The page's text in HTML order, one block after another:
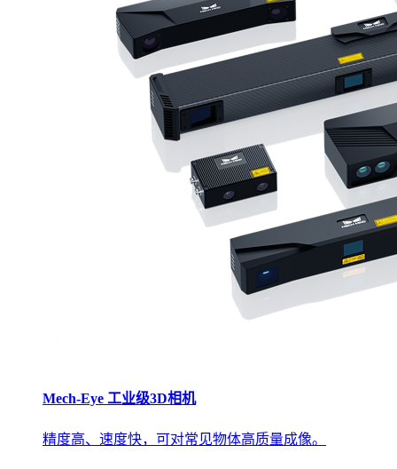
Mech-Eye 工业级3D相机
精度高、速度快，可对常见物体高质量成像。